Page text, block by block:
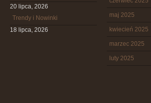
20 lipca, 2026
Trendy i Nowinki
18 lipca, 2026
maj 2025
kwiecień 2025
marzec 2025
luty 2025